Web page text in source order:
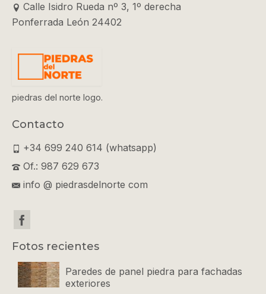
Calle Isidro Rueda nº 3, 1º derecha
Ponferrada León 24402
piedras del norte logo.
Contacto
+34 699 240 614 (whatsapp)
Of.: 987 629 673
info @ piedrasdelnorte com
Fotos recientes
Paredes de panel piedra para fachadas
exteriores